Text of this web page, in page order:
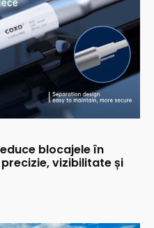
blocajele în
vizibilitate și